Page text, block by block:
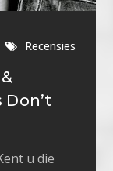
Recensies
u die